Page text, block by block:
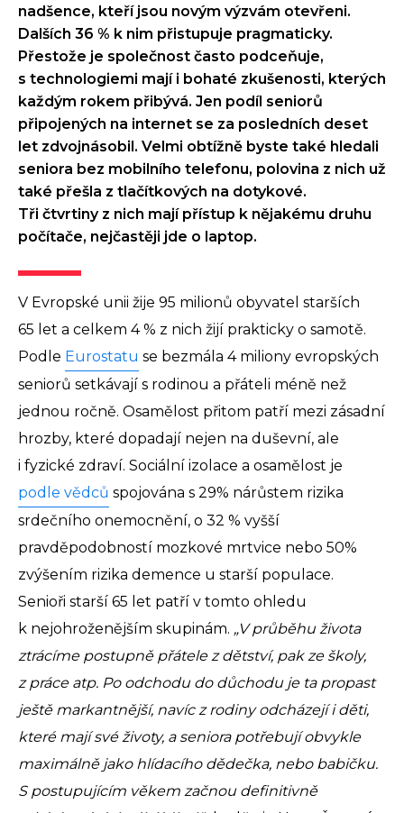
nadšence, kteří jsou novým výzvám otevřeni.
Dalších 36 % k nim přistupuje pragmaticky.
Přestože je společnost často podceňuje,
s technologiemi mají i bohaté zkušenosti, kterých
každým rokem přibývá. Jen podíl seniorů
připojených na internet se za posledních deset
let zdvojnásobil. Velmi obtížně byste také hledali
seniora bez mobilního telefonu, polovina z nich už
také přešla z tlačítkových na dotykové.
Tři čtvrtiny z nich mají přístup k nějakému druhu
počítače, nejčastěji jde o laptop.
V Evropské unii žije 95 milionů obyvatel starších
65 let a celkem 4 % z nich žijí prakticky o samotě.
Podle Eurostatu se bezmála 4 miliony evropských
seniorů setkávají s rodinou a přáteli méně než
jednou ročně. Osamělost přitom patří mezi zásadní
hrozby, které dopadají nejen na duševní, ale
i fyzické zdraví. Sociální izolace a osamělost je
podle vědců spojována s 29% nárůstem rizika
srdečního onemocnění, o 32 % vyšší
pravděpodobností mozkové mrtvice nebo 50%
zvýšením rizika demence u starší populace.
Senioři starší 65 let patří v tomto ohledu
k nejohroženějším skupinám. „V průběhu života
ztrácíme postupně přátele z dětství, pak ze školy,
z práce atp. Po odchodu do důchodu je ta propast
ještě markantnější, navíc z rodiny odcházejí i děti,
které mají své životy, a seniora potřebují obvykle
maximálně jako hlídacího dědečka, nebo babičku.
S postupujícím věkem začnou definitivně